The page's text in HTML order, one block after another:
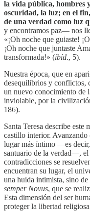
la vida pública, hombres
oscuridad, la luz; en el
de una verdad como luz
y encontramos paz— nos
«¡Oh noche que guiaste!
¡Oh noche que juntaste
transformada!» (ibíd., 5).
Nuestra época, que en
desequilibrios y conflictos,
un nuevo conocimiento de
inviolable, por la
186).
Santa Teresa describe
castillo interior. Avanzando
lugar más íntimo —es
santuario de la verdad—, el
contradicciones se
encuentran su lugar, el
una huida intimista, sino
semper Novus, que se
Esta dimensión del ser
proteger la libertad